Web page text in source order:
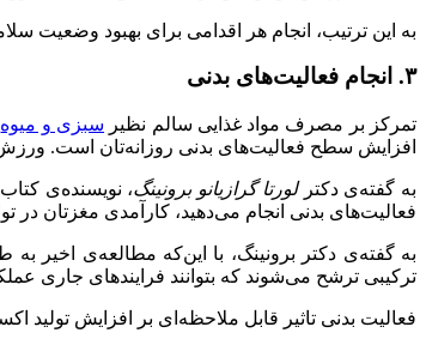
به این ترتیب، انجام هر اقدامی برای بهبود
۳. انجام فعالیت‌های بدنی
تمرکز بر مصرف مواد غذایی سالم نظیر سبزی و میوه
افزایش سطح فعالیت‌های بدنی روزانه‌تان است. ورزش
به گفته‌ی دکترلورتا گرازیانو برونینگ، نویسنده‌ی کتاب
فعالیت‌های بدنی انجام می‌دهید، کارآمدی مغزتان
به گفته‌ی دکتر برونینگ، با این‌که مطالعه‌ی
ترکیبی ترشح می‌شوند که بتوانند فرایندهای جاری
فعالیت بدنی تاثیر قابل ملاحظه‌ای بر افزایش تولید